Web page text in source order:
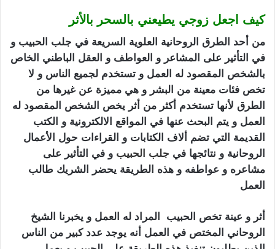
كيف اجعل زوجي يطيعني بالسحر بالأثر
من أحد الطرق الروحانية العلوية السريعة في جلب الحبيب و
في التأثير على المشاعر و العواطف و العقل الباطني الخاص
بالشخص المقصود له العمل و تستخدم لجميع الناس و لا
تخص فئات معينة من البشر و هي مميزة عن غيرها من
الطرق لأنها تستخدم أكثر من أثر يخص الشخص المقصود له
العمل و يتم البحث عنها في المواقع الالكترونية و الكتب
القديمة التي تضم ألاف الكتابات و القراءات حول الأعمال
الروحانية و نتائجها في جلب الحبيب و في التأثير على
مشاعره و عواطفه و هذه الطريقة يحضر الشريك طالب
العمل
أثر و عينة تخص الحبيب المراد له العمل و يخبرنا الشيخ
الروحاني المختص في العمل أنه يوجد عدد كبير من الناس